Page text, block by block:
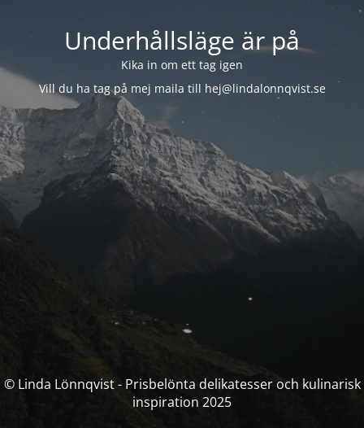
Underhållsläge är på
Kika in om ett tag igen
Vill du ha tag på mej maila till hej@lindalonnqvist.se
© Linda Lönnqvist - Prisbelönta delikatesser och kulinarisk
inspiration 2025